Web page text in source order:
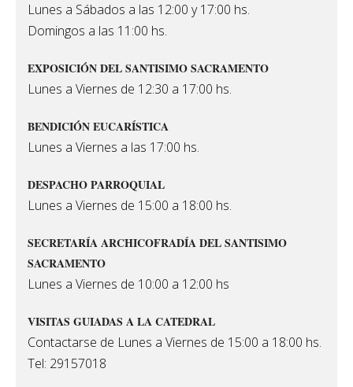
Lunes a Sábados a las 12:00 y 17:00 hs.
Domingos a las 11:00 hs.
EXPOSICIÓN DEL SANTISIMO SACRAMENTO
Lunes a Viernes de 12:30 a 17:00 hs.
BENDICIÓN EUCARÍSTICA
Lunes a Viernes a las 17:00 hs.
DESPACHO PARROQUIAL
Lunes a Viernes de 15:00 a 18:00 hs.
SECRETARÍA ARCHICOFRADÍA DEL SANTISIMO
SACRAMENTO
Lunes a Viernes de 10:00 a 12:00 hs
VISITAS GUIADAS A LA CATEDRAL
Contactarse de Lunes a Viernes de 15:00 a 18:00 hs.
Tel: 29157018